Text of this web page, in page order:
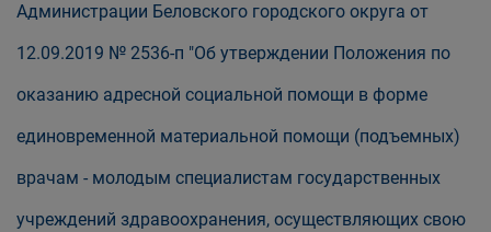
Администрации Беловского городского округа от
12.09.2019 № 2536-п "Об утверждении Положения по
оказанию адресной социальной помощи в форме
единовременной материальной помощи (подъемных)
врачам - молодым специалистам государственных
учреждений здравоохранения, осуществляющих свою